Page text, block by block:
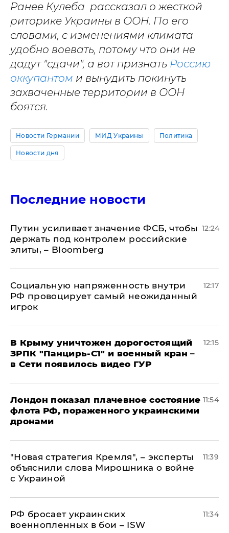
Ранее Кулеба рассказал о жесткой
риторике Украины в ООН. По его
словами, с изменениями климата
удобно воевать, потому что они не
дадут "сдачи", а вот признать Россию
оккупантом и вынудить покинуть
захваченные территории в ООН
боятся.
Новости Германии МИД Украины Политика
Новости дня
Последние новости
Путин усиливает значение ФСБ, чтобы
держать под контролем российские
элиты, – Bloomberg
12:24
Социальную напряженность внутри
РФ провоцирует самый неожиданный
игрок
12:17
В Крыму уничтожен дорогостоящий
ЗРПК "Панцирь-С1" и военный кран –
в Сети появилось видео ГУР
12:15
Лондон показал плачевное состояние
флота РФ, пораженного украинскими
дронами
11:54
"Новая стратегия Кремля", – эксперты
объяснили слова Мирошника о войне
с Украиной
11:39
РФ бросает украинских
военнопленных в бои – ISW
11:34